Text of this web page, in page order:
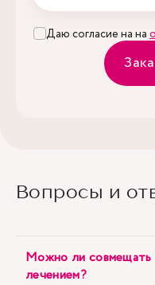
Даю согласие на на
Вопросы и
Можно ли
лечением?